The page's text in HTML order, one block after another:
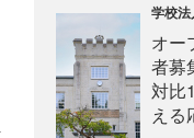
学校
オー
者募
対比
える